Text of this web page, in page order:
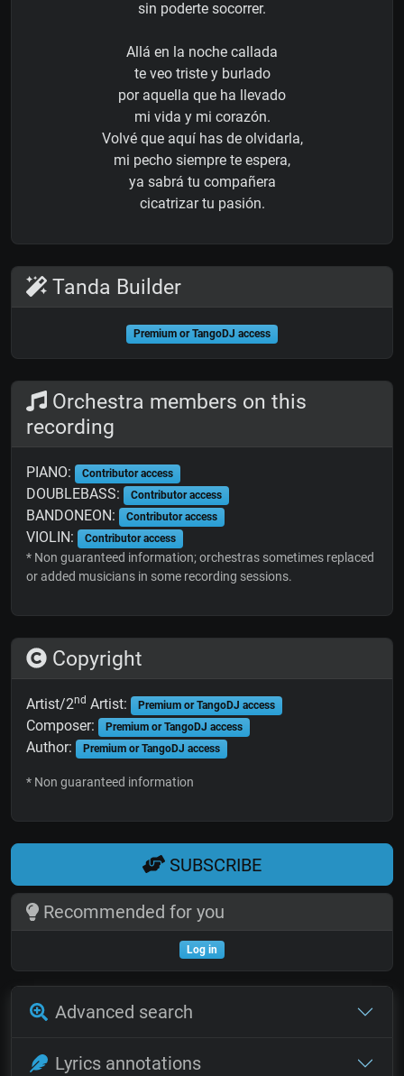
sin poderte socorrer.
Allá en la noche callada
te veo triste y burlado
por aquella que ha llevado
mi vida y mi corazón.
Volvé que aquí has de olvidarla,
mi pecho siempre te espera,
ya sabrá tu compañera
cicatrizar tu pasión.
Tanda Builder
Premium or TangoDJ access
Orchestra members on this
recording
PIANO: Contributor access
DOUBLEBASS: Contributor access
BANDONEON: Contributor access
VIOLIN: Contributor access
* Non guaranteed information; orchestras sometimes replaced
or added musicians in some recording sessions.
Copyright
Artist/2nd Artist: Premium or TangoDJ access
Composer: Premium or TangoDJ access
Author: Premium or TangoDJ access
* Non guaranteed information
SUBSCRIBE
Recommended for you
Log in
Advanced search
Lyrics annotations